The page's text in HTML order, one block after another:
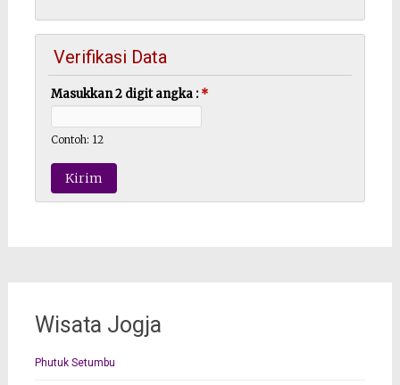
Verifikasi Data
Masukkan 2 digit angka : *
Contoh: 12
Wisata Jogja
Phutuk Setumbu